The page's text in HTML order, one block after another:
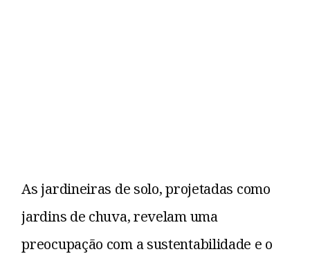
As jardineiras de solo, projetadas como
jardins de chuva, revelam uma
preocupação com a sustentabilidade e o